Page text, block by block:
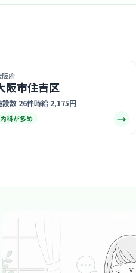
阪府
阪市住吉区
設数 26件時給 2,175円
内科が多め →